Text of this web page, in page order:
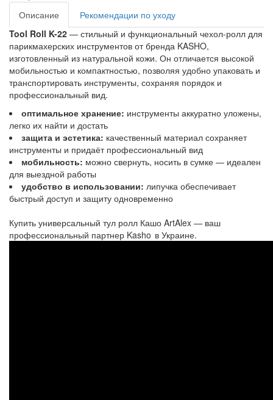
Описание
Рекомендации по уходу
Tool Roll K-22 — стильный и функциональный чехол-ролл для
парикмахерских инструментов от бренда KASHO,
изготовленный из натуральной кожи. Он отличается высокой
мобильностью и компактностью, позволяя удобно упаковать и
транспортировать инструменты, сохраняя порядок и
профессиональный вид.
оптимальное хранение: инструменты аккуратно уложены,
легко их найти и достать
защита и эстетика: качественный материал сохраняет
инструменты и придаёт профессиональный вид
мобильность: можно свернуть, носить в сумке — идеален
для выездной работы
удобство в использовании: липучка обеспечивает
быстрый доступ и защиту одновременно
Купить универсальный тул ролл Кашо ArtAlex — ваш
профессиональный партнер Kasho в Украине.